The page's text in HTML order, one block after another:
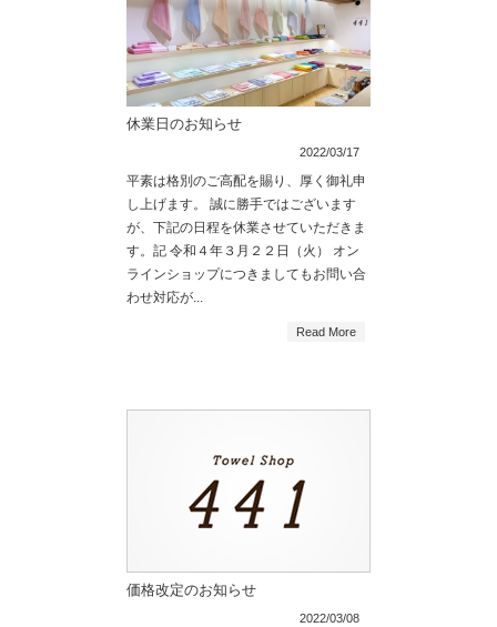
休業日のお知らせ
2022/03/17
平素は格別のご高配を賜り、厚く御礼申
し上げます。 誠に勝手ではございます
が、下記の日程を休業させていただきま
す。記 令和４年３月２２日（火） オン
ラインショップにつきましてもお問い合
わせ対応が...
Read More
価格改定のお知らせ
2022/03/08